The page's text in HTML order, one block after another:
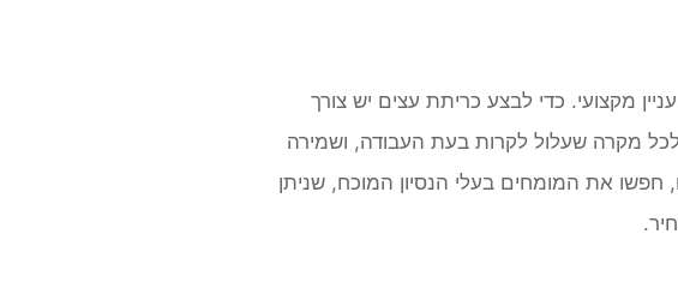
מקצועי. כדי לבצע כריתת עצים יש צורך
מקרה שעלול לקרות בעת העבודה, ושמירה
את המומחים בעלי הנסיון המוכח, שניתן